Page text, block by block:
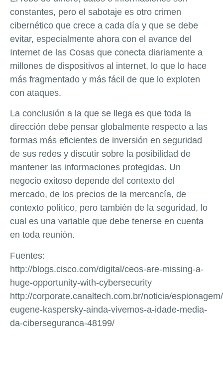
constantes, pero el sabotaje es otro crimen
cibernético que crece a cada día y que se debe
evitar, especialmente ahora con el avance del
Internet de las Cosas que conecta diariamente a
millones de dispositivos al internet, lo que lo hace
más fragmentado y más fácil de que lo exploten
con ataques.
La conclusión a la que se llega es que toda la
dirección debe pensar globalmente respecto a las
formas más eficientes de inversión en seguridad
de sus redes y discutir sobre la posibilidad de
mantener las informaciones protegidas. Un
negocio exitoso depende del contexto del
mercado, de los precios de la mercancía, de
contexto político, pero también de la seguridad, lo
cual es una variable que debe tenerse en cuenta
en toda reunión.
Fuentes:
http://blogs.cisco.com/digital/ceos-are-missing-a-
huge-opportunity-with-cybersecurity
http://corporate.canaltech.com.br/noticia/
eugene-kaspersky-ainda-vivemos-a-idade-media-
da-ciberseguranca-48199/